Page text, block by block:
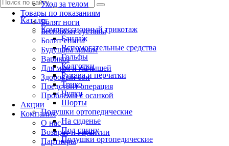
Уход за телом
Товары по показаниям
Болят ноги
Беспокоят суставы
Болит спина
Будущим мамам
Варикоз
Для мам и малышей
Здоровый сон
Предстоит операция
Проблемы с осанкой
Акции
Компания
О нас
Возврат и гарантии
Партнеры
Каталог
Компрессионный трикотаж
Бандаж
Вспомогательные средства
Гольфы
Колготки
Рукава и перчатки
Трико
Чулки
Шорты
Подушки ортопедические
На сиденье
Под спину
Подушки ортопедические